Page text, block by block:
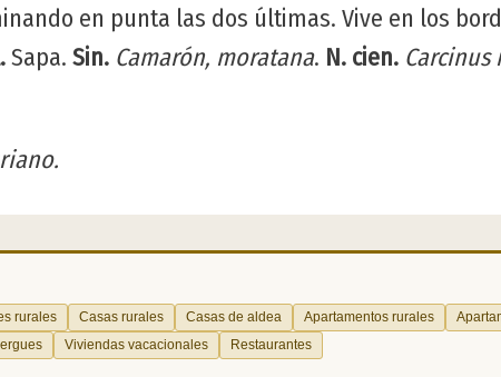
en punta las dos últimas. Vive en los
Sapa. Sin. Camarón, moratana. N. cien. Carcinus